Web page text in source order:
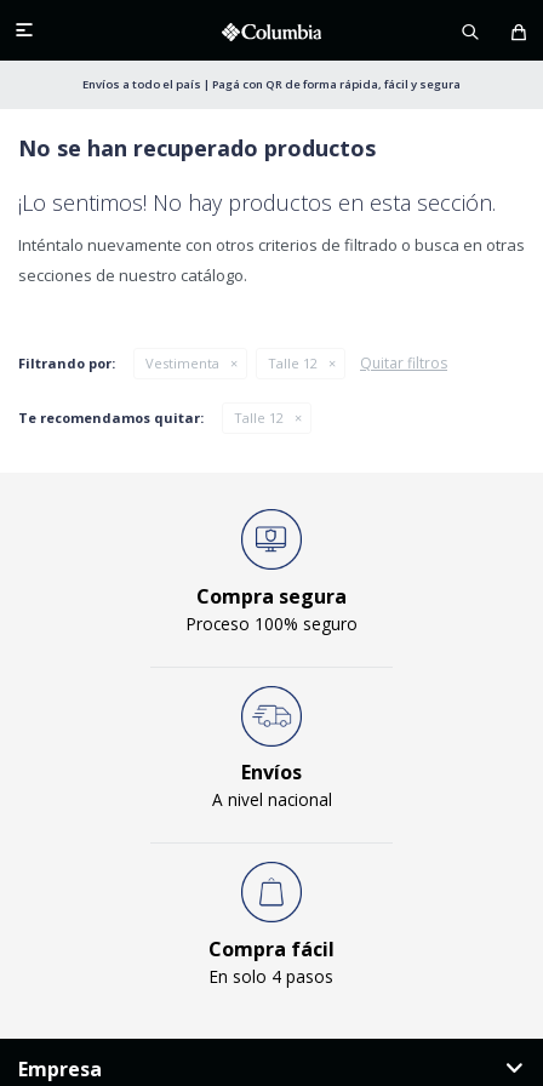

Envíos a todo el país | Pagá con QR de forma rápida, fácil y segura
No se han recuperado productos
¡Lo sentimos! No hay productos en esta sección.
Inténtalo nuevamente con otros criterios de filtrado o busca en otras
secciones de nuestro catálogo.
Filtrando por: Vestimenta Talle 12 Quitar filtros
Te recomendamos quitar: Talle 12
Compra segura
Proceso 100% seguro
Envíos
A nivel nacional
Compra fácil
En solo 4 pasos
Empresa